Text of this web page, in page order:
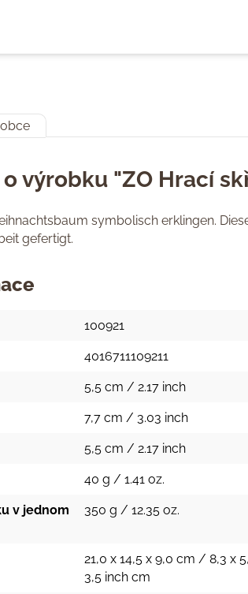
výrobku "ZO Hrací
symbolisch erklingen.
gefertigt.
100921
4016711109211
5,5 cm / 2.17 inch
7,7 cm / 3.03 inch
5,5 cm / 2.17 inch
40 g / 1.41 oz.
v jednom
350 g / 12.35 oz.
21,0 x 14,5 x 9,0 cm / 8,3 x
3,5 inch cm